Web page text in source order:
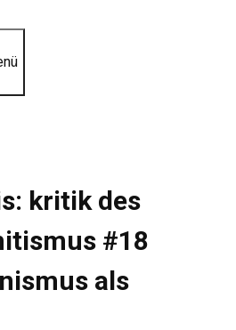
kritik des
#18
als